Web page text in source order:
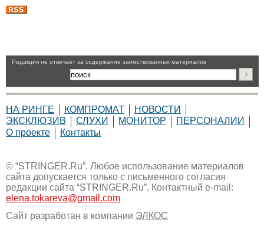
Pедакция не отвечает за содержание заимствованных материалов
НА РИНГЕ КОМПРОМАТ
НОВОСТИ
ЭКСКЛЮЗИВ
СЛУХИ МОНИТОР
ПЕРСОНАЛИИ
О проекте
Контакты
© “STRINGER.Ru”. Любое использование материалов
сайта допускается только с письменного согласия
редакции сайта “STRINGER.Ru”. Контактный e-mail:
elena.tokareva@gmail.com
Сайт разработан в компании ЭЛКОС